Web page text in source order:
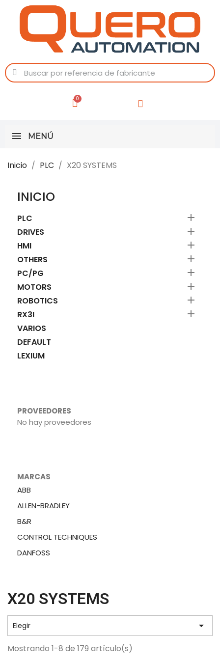
MENÚ
Inicio PLC X20 SYSTEMS
INICIO
PLC 
DRIVES 
HMI 
OTHERS 
PC/PG 
MOTORS 
ROBOTICS 
RX3I 
VARIOS
DEFAULT
LEXIUM
PROVEEDORES
No hay proveedores
MARCAS
ABB
ALLEN-BRADLEY
B&R
CONTROL TECHNIQUES
DANFOSS
X20 SYSTEMS
Elegir 
Mostrando 1-8 de 179 artículo(s)